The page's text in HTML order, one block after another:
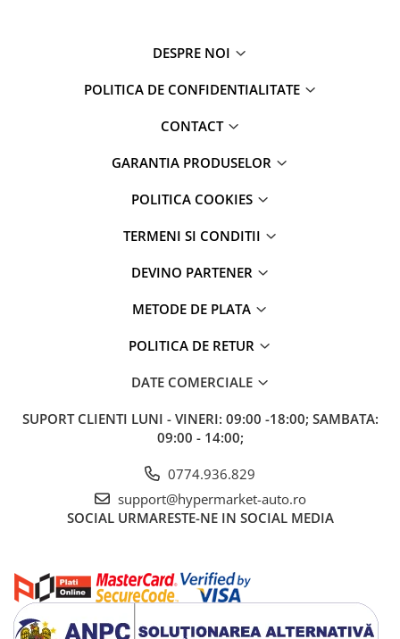
DESPRE NOI
POLITICA DE CONFIDENTIALITATE
CONTACT
GARANTIA PRODUSELOR
POLITICA COOKIES
TERMENI SI CONDITII
DEVINO PARTENER
METODE DE PLATA
POLITICA DE RETUR
DATE COMERCIALE
SUPORT CLIENTI LUNI - VINERI: 09:00 -18:00; SAMBATA:
09:00 - 14:00;
0774.936.829
support@hypermarket-auto.ro
SOCIAL URMARESTE-NE IN SOCIAL MEDIA